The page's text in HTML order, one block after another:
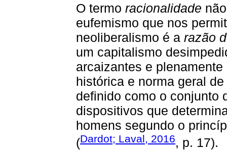
O termo racionalidade
eufemismo que nos
neoliberalismo é a razão
um capitalismo
arcaizantes e
histórica e norma geral
definido como o conjunto
dispositivos que
homens segundo o
(Dardot; Laval, 2016, p. 17).